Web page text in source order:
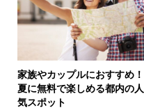
家族やカップルにおすすめ！
夏に無料で楽しめる都内の人
気スポット